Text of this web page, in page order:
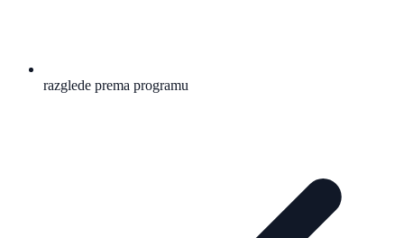
razglede prema programu